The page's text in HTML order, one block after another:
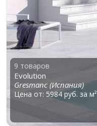
9 товаров
Evolution
Gresmanc (Испания)
Цена от: 5984 руб. за м²